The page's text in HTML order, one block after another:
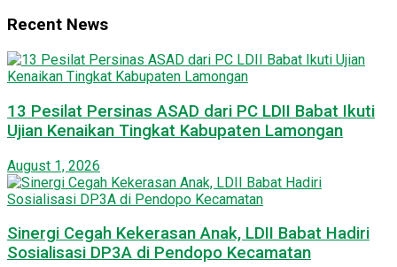
Recent News
13 Pesilat Persinas ASAD dari PC LDII Babat Ikuti
Ujian Kenaikan Tingkat Kabupaten Lamongan
August 1, 2026
Sinergi Cegah Kekerasan Anak, LDII Babat Hadiri
Sosialisasi DP3A di Pendopo Kecamatan